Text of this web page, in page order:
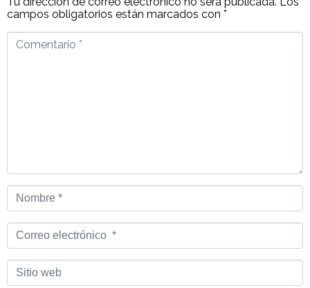
campos obligatorios están marcados con *
Comentario
Nombre
Correo
electrónico
*
Sitio
web